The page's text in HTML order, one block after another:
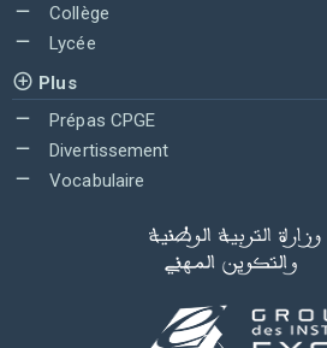
Collège
Lycée
Plus
Prépas CPGE
Divertissement
Vocabulaire